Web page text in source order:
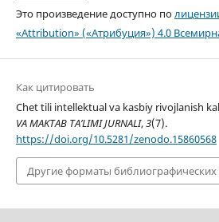
Это произведение доступно по
«Attribution» («Атрибуция») 4.0
Как цитировать
Chet tili intellektual va kasbiy rivojlanish
VA MAKTAB TA’LIMI JURNALI,3(7).
https://doi.org/10.5281/zenodo.15860568
Другие форматы библиографических